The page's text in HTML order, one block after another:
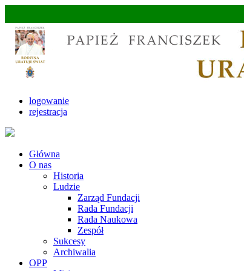
logowanie
rejestracja
Główna
O nas
Historia
Ludzie
Zarząd Fundacji
Rada Fundacji
Rada Naukowa
Zespół
Sukcesy
Archiwalia
OPP